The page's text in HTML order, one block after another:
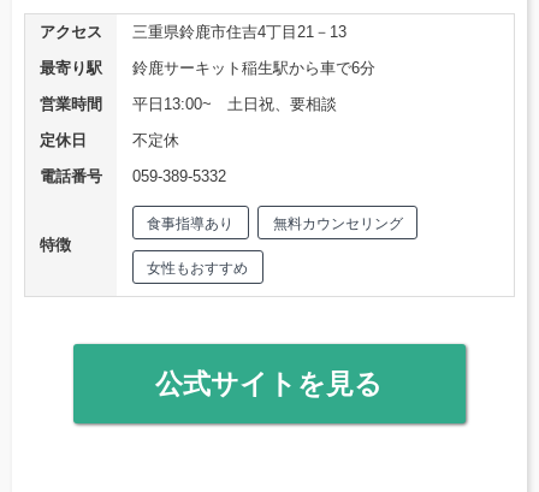
アクセス
三重県鈴鹿市住吉4丁目21－13
最寄り駅
鈴鹿サーキット稲生駅から車で6分
営業時間
平日13:00~ 土日祝、要相談
定休日
不定休
電話番号
059-389-5332
特徴
食事指導あり 無料カウンセリング
女性もおすすめ
公式サイトを見る